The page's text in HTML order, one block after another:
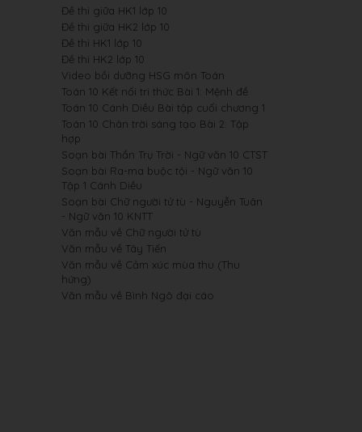
Đề thi giữa HK1 lớp 10
Đề thi giữa HK2 lớp 10
Đề thi HK1 lớp 10
Đề thi HK2 lớp 10
Video bồi dưỡng HSG môn Toán
Toán 10 Kết nối tri thức Bài 1: Mệnh đề
Toán 10 Cánh Diều Bài tập cuối chương 1
Toán 10 Chân trời sáng tạo Bài 2: Tập
hợp
Soạn bài Thần Trụ Trời - Ngữ văn 10 CTST
Soạn bài Ra-ma buộc tội - Ngữ văn 10
Tập 1 Cánh Diều
Soạn bài Chữ người tử tù - Nguyễn Tuân
- Ngữ văn 10 KNTT
Văn mẫu về Chữ người tử tù
Văn mẫu về Tây Tiến
Văn mẫu về Cảm xúc mùa thu (Thu
hứng)
Văn mẫu về Bình Ngô đại cáo